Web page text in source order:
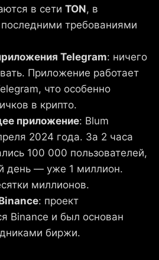
в сети TON, в
последними требованиями
Telegram: ничего
Приложение работает
что особенно
в крипто.
приложение: Blum
2024 года. За 2 часа
100 000 пользователей,
день — уже 1 миллион.
миллионов.
: проект
Binance и был основан
биржи.